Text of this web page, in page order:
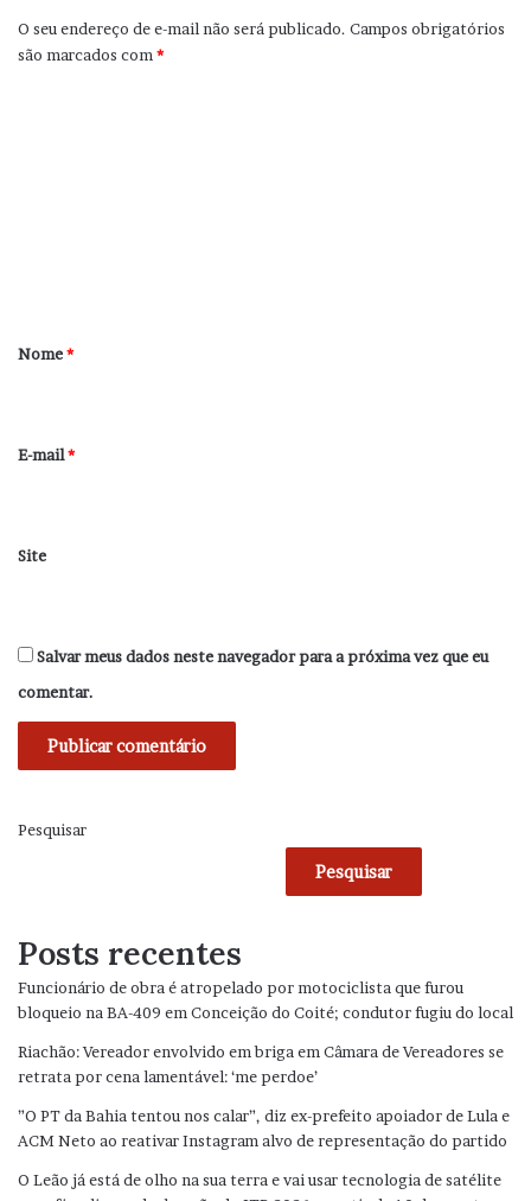
O seu endereço de e-mail não será publicado. Campos obrigatórios
são marcados com*
r
*
Nome*
E-mail*
Site
Salvar meus dados neste navegador para a próxima vez que eu
comentar.
Pesquisar
Pesquisar
Posts recentes
Funcionário de obra é atropelado por motociclista que furou
bloqueio na BA-409 em Conceição do Coité; condutor fugiu do local
Riachão: Vereador envolvido em briga em Câmara de Vereadores se
retrata por cena lamentável: ‘me perdoe’
”O PT da Bahia tentou nos calar”, diz ex-prefeito apoiador de Lula e
ACM Neto ao reativar Instagram alvo de representação do partido
O Leão já está de olho na sua terra e vai usar tecnologia de satélite